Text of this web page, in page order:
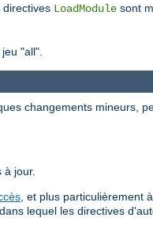
LoadModule sont
"all".
changements mineurs,
à jour.
, et plus particulièrement
lequel les directives